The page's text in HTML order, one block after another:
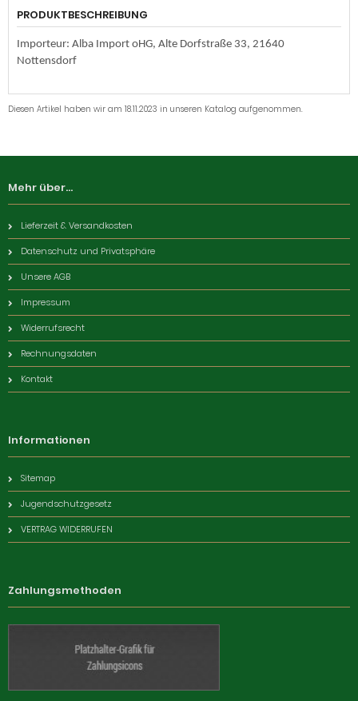
PRODUKTBESCHREIBUNG
Importeur: Alba Import oHG, Alte Dorfstraße 33, 21640
Nottensdorf
Diesen Artikel haben wir am 18.11.2023 in unseren Katalog aufgenommen.
Mehr über...
Lieferzeit & Versandkosten
Datenschutz und Privatsphäre
Unsere AGB
Impressum
Widerrufsrecht
Rechnungsdaten
Kontakt
Informationen
Sitemap
Jugendschutzgesetz
VERTRAG WIDERRUFEN
Zahlungsmethoden